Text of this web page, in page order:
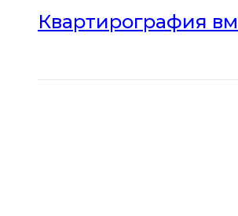
Квартирография